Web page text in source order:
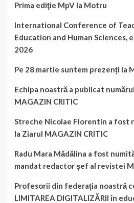
Prima ediţie MpV la Motru
International Conference of
Education and Human Sciences,
2026
Pe 28 martie suntem prezenți la
Echipa noastră a publicat
MAGAZIN CRITIC
Streche Nicolae Florentin a fost
la Ziarul MAGAZIN CRITIC
Radu Mara Mădălina a fost
mandat redactor șef al revistei
Profesorii din federația noastră
LIMITAREA DIGITALIZĂRII în